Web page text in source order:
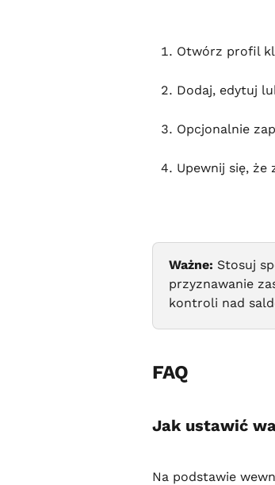
Otwórz profil
Dodaj, edytuj
Opcjonalnie
Upewnij się, że
Ważne: Stosuj
przyznawanie
kontroli nad
FAQ
Jak ustawić
Na podstawie